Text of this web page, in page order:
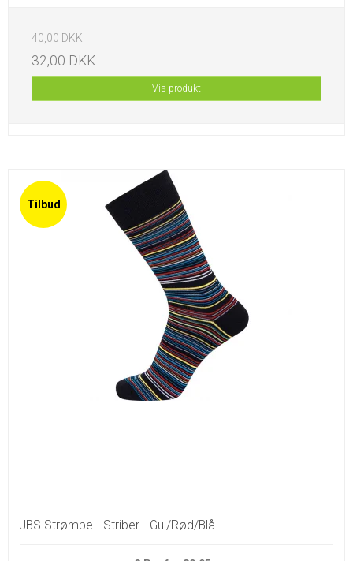
40,00 DKK
32,00 DKK
Vis produkt
Tilbud
JBS Strømpe - Striber - Gul/Rød/Blå